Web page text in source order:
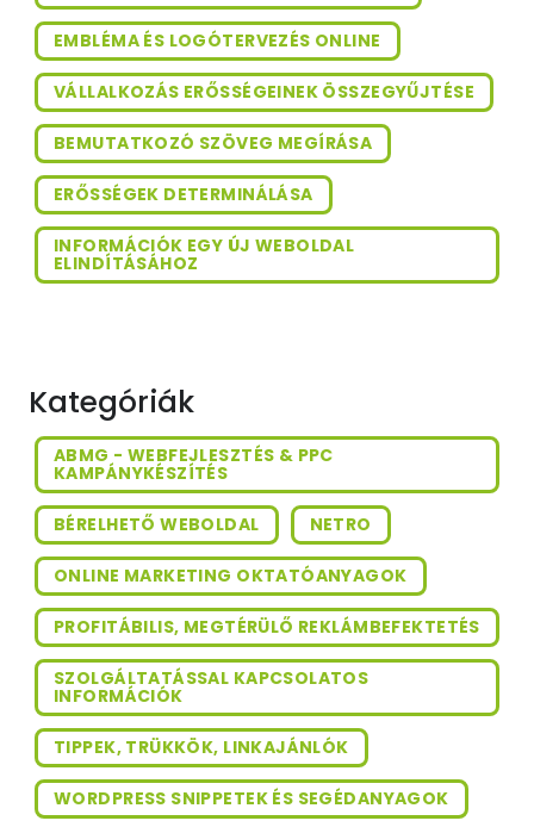
EMBLÉMA ÉS LOGÓTERVEZÉS ONLINE
VÁLLALKOZÁS ERŐSSÉGEINEK ÖSSZEGYŰJTÉSE
BEMUTATKOZÓ SZÖVEG MEGÍRÁSA
ERŐSSÉGEK DETERMINÁLÁSA
INFORMÁCIÓK EGY ÚJ WEBOLDAL
ELINDÍTÁSÁHOZ
Kategóriák
ABMG - WEBFEJLESZTÉS & PPC
KAMPÁNYKÉSZÍTÉS
BÉRELHETŐ WEBOLDAL NETRO
ONLINE MARKETING OKTATÓANYAGOK
PROFITÁBILIS, MEGTÉRÜLŐ REKLÁMBEFEKTETÉS
SZOLGÁLTATÁSSAL KAPCSOLATOS
INFORMÁCIÓK
TIPPEK, TRÜKKÖK, LINKAJÁNLÓK
WORDPRESS SNIPPETEK ÉS SEGÉDANYAGOK